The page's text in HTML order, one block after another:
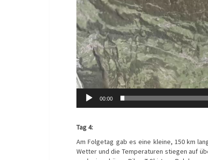
00:00
Tag 4:
Am Folgetag gab es eine kleine, 150 km
Wetter und die Temperaturen stiegen auf